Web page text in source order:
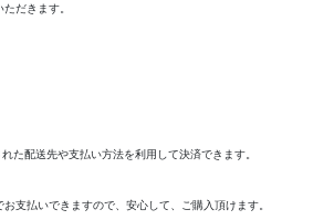
だきます。
た配送先や支払い方法を利用して決済できます。
支払いできますので、安心して、ご購入頂けます。